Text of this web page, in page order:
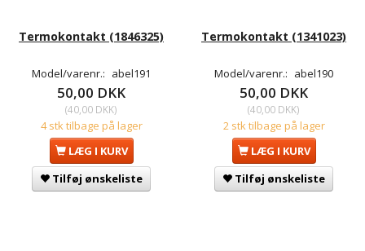
Termokontakt (1846325)
Model/varenr.: abel191
50,00 DKK
(40,00 DKK)
4 stk tilbage på lager
LÆG I KURV
Tilføj ønskeliste
Termokontakt (1341023)
Model/varenr.: abel190
50,00 DKK
(40,00 DKK)
2 stk tilbage på lager
LÆG I KURV
Tilføj ønskeliste